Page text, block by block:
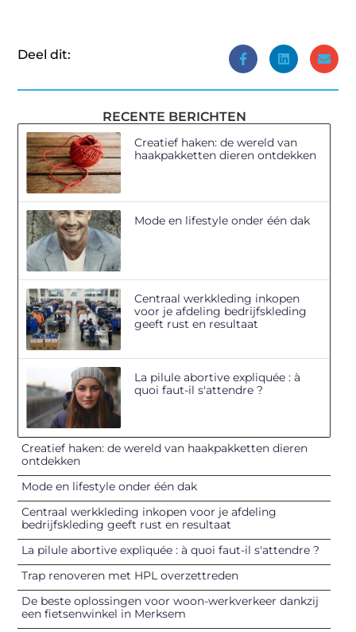
Deel dit:
RECENTE BERICHTEN
Creatief haken: de wereld van
haakpakketten dieren ontdekken
Mode en lifestyle onder één dak
Centraal werkkleding inkopen
voor je afdeling bedrijfskleding
geeft rust en resultaat
La pilule abortive expliquée : à
quoi faut-il s'attendre ?
Creatief haken: de wereld van haakpakketten dieren
ontdekken
Mode en lifestyle onder één dak
Centraal werkkleding inkopen voor je afdeling
bedrijfskleding geeft rust en resultaat
La pilule abortive expliquée : à quoi faut-il s'attendre ?
Trap renoveren met HPL overzettreden
De beste oplossingen voor woon-werkverkeer dankzij
een fietsenwinkel in Merksem